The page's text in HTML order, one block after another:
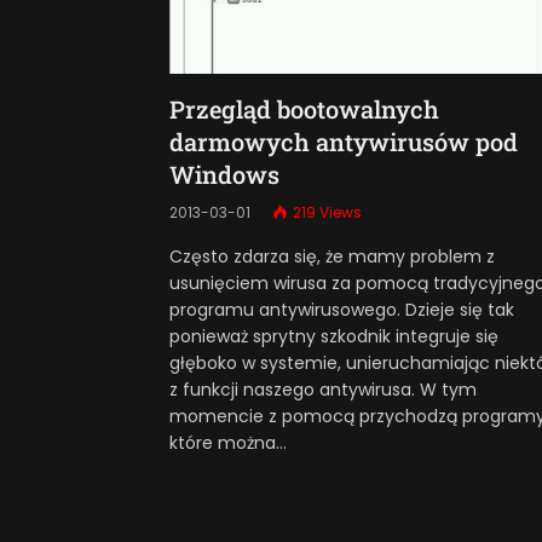
Przegląd bootowalnych
darmowych antywirusów pod
Windows
2013-03-01 219 Views
Często zdarza się, że mamy problem z
usunięciem wirusa za pomocą
programu antywirusowego. Dzieje się tak
ponieważ sprytny szkodnik integruje się
głęboko w systemie, unieruchamiając
z funkcji naszego antywirusa. W tym
momencie z pomocą przychodzą
które można…